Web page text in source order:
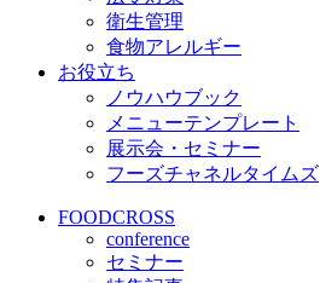
衛生管理
食物アレルギー
お役立ち
ノウハウブック
メニューテンプレート
展示会・セミナー
フーズチャネルタイムズ
FOODCROSS
conference
セミナー